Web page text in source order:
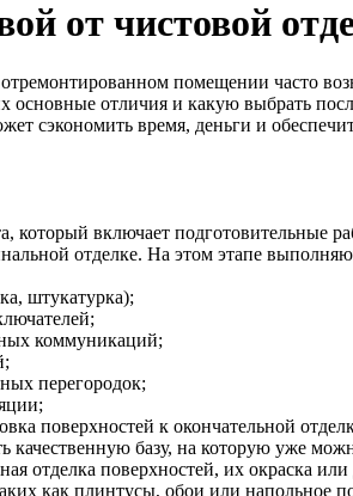
от чистовой
помещении часто
основные отличия и какую выбрать
сэкономить время, деньги и
который включает подготовительные
отделке. На этом этапе
штукатурка);
коммуникаций;
перегородок;
поверхностей к окончательной
качественную базу, на которую уже
отделка поверхностей, их окраска или
как плинтусы, обои или напольное